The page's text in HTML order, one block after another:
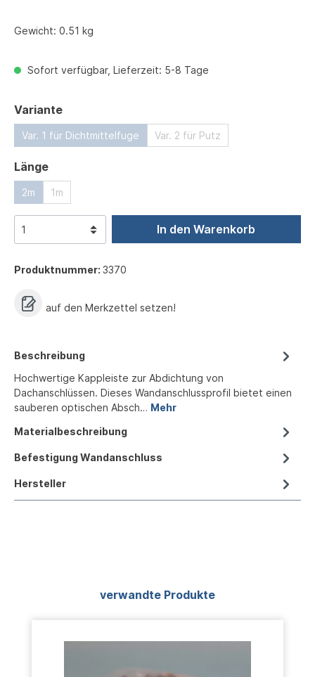
Gewicht: 0.51 kg
Sofort verfügbar, Lieferzeit: 5-8 Tage
Varianteauswählen
Var. 1 für Dichtmittelfuge Var. 2 für Putz
Längeauswählen
2m 1m
In den Warenkorb
Produktnummer: 3370
auf den Merkzettel setzen!
Beschreibung
Hochwertige Kappleiste zur Abdichtung von
Dachanschlüssen. Dieses Wandanschlussprofil bietet einen
sauberen optischen Absch… Mehr
Materialbeschreibung
Befestigung Wandanschluss
Hersteller
Produktgalerie überspringen
verwandte Produkte